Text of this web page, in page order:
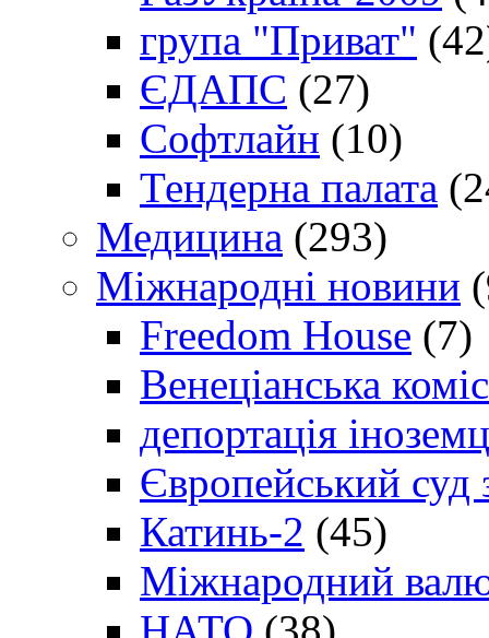
група "Приват"
ЄДАПС (27)
Софтлайн (10)
Тендерна палата
Медицина (293)
Міжнародні новини
Freedom House (7)
Венеціанська
депортація
Європейський
Катинь-2 (45)
Міжнародний